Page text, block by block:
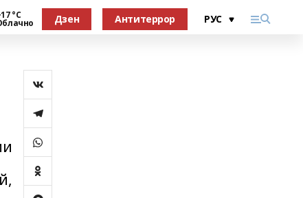
°С Дзен Антитеррор